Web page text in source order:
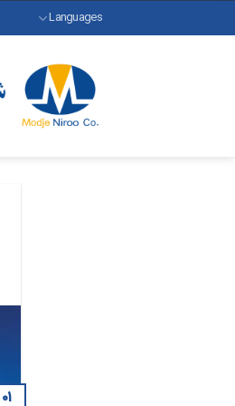
به
Languages
۰۱